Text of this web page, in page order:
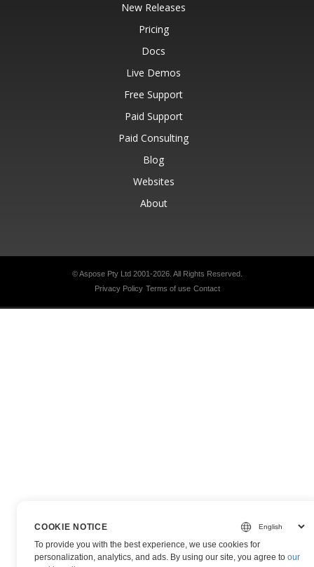
New Releases
Pricing
Docs
Live Demos
Free Support
Paid Support
Paid Consulting
Blog
Websites
About
© Aspose Pty Ltd 2001-2026. All Rights Reserved.
Privacy Policy Terms of use Contact
COOKIE NOTICE
To provide you with the best experience, we use cookies for
personalization, analytics, and ads. By using our site, you agree toour